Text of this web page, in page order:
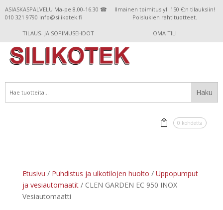
ASIASKASPALVELU Ma-pe 8.00-16.30 ☎
010 321 9790 info@silikotek.fi
Ilmainen toimitus yli 150 €:n tilauksiin!
Poislukien rahtituotteet.
TILAUS- JA SOPIMUSEHDOT OMA TILI
0 kohdetta
Etusivu / Puhdistus ja ulkotilojen huolto / Uppopumput
ja vesiautomaatit/ CLEN GARDEN EC 950 INOX
Vesiautomaatti